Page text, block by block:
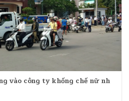
vào công ty khống chế nữ nh